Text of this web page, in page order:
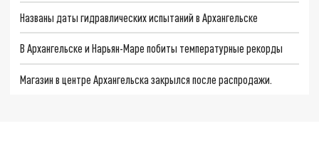
Названы даты гидравлических испытаний в Архангельске
В Архангельске и Нарьян-Маре побиты температурные рекорды
Магазин в центре Архангельска закрылся после распродажи.